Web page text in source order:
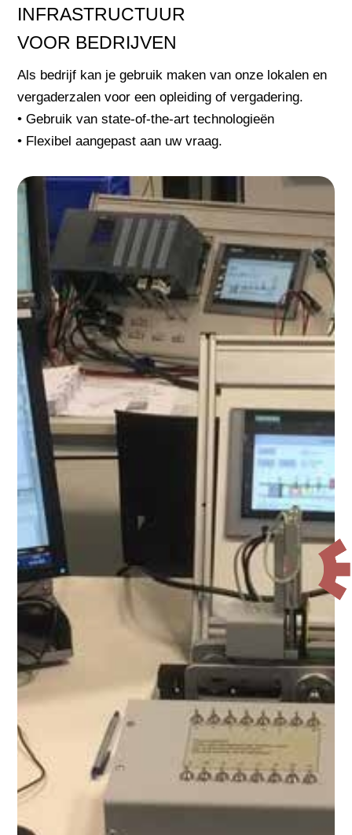
INFRASTRUCTUUR
VOOR BEDRIJVEN
Als bedrijf kan je gebruik maken van onze lokalen en
vergaderzalen voor een opleiding of vergadering.
• Gebruik van state-of-the-art technologieën
• Flexibel aangepast aan uw vraag.